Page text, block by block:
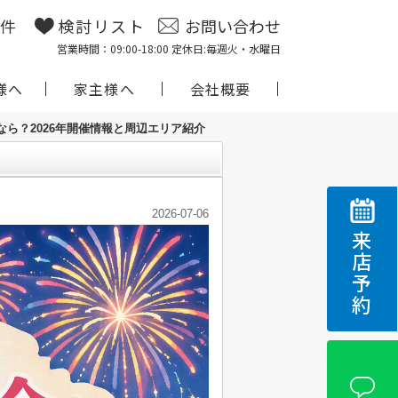
検討リスト お問い合わせ
営業時間：09:00-18:00 定休日:毎週火・水曜日
へ 家主様へ 会社概要
来店予約
ら？2026年開催情報と周辺エリア紹介
2026-07-06